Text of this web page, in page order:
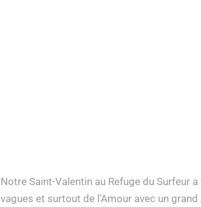
Notre Saint-Valentin au Refuge du Surfeur
vagues et surtout de l’Amour avec un